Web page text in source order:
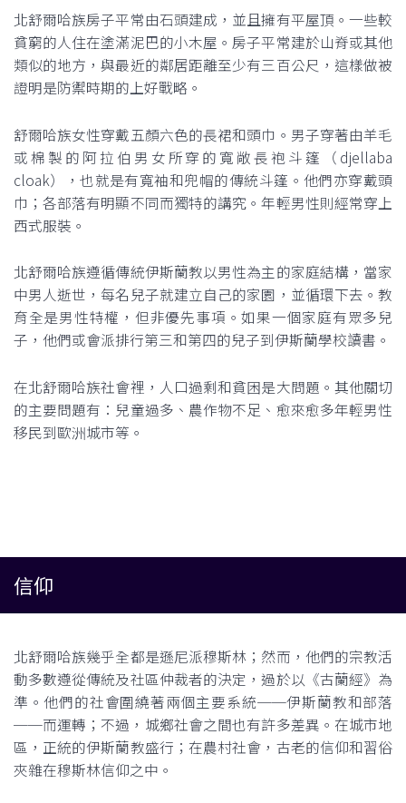
北舒爾哈族房子平常由石頭建成，並且擁有平屋頂。一些較
貧窮的人住在塗滿泥巴的小木屋。房子平常建於山脊或其他
類似的地方，與最近的鄰居距離至少有三百公尺，這樣做被
證明是防禦時期的上好戰略。
舒爾哈族女性穿戴五顏六色的長裙和頭巾。男子穿著由羊毛
或棉製的阿拉伯男女所穿的寬敞長袍斗篷（djellaba
cloak），也就是有寬袖和兜帽的傳統斗篷。他們亦穿戴頭
巾；各部落有明顯不同而獨特的講究。年輕男性則經常穿上
西式服裝。
北舒爾哈族遵循傳統伊斯蘭教以男性為主的家庭結構，當家
中男人逝世，每名兒子就建立自己的家園，並循環下去。教
育全是男性特權，但非優先事項。如果一個家庭有眾多兒
子，他們或會派排行第三和第四的兒子到伊斯蘭學校讀書。
在北舒爾哈族社會裡，人口過剩和貧困是大問題。其他關切
的主要問題有：兒童過多、農作物不足、愈來愈多年輕男性
移民到歐洲城市等。
信仰
北舒爾哈族幾乎全都是遜尼派穆斯林；然而，他們的宗教活
動多數遵從傳統及社區仲裁者的決定，過於以《古蘭經》為
準。他們的社會圍繞著兩個主要系統──伊斯蘭教和部落
──而運轉；不過，城鄉社會之間也有許多差異。在城市地
區，正統的伊斯蘭教盛行；在農村社會，古老的信仰和習俗
夾雜在穆斯林信仰之中。